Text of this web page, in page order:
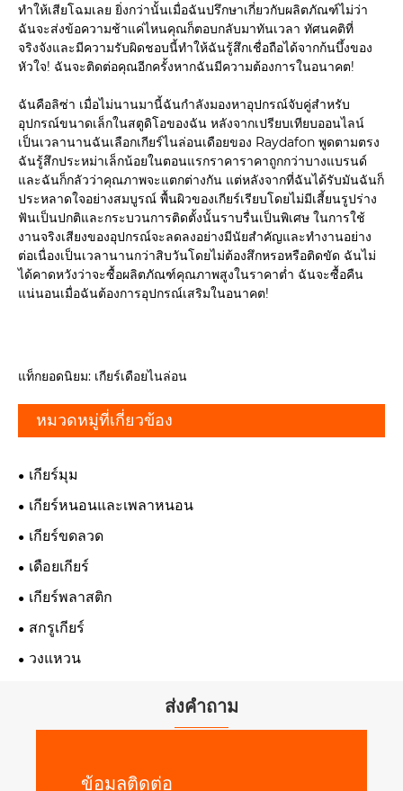
ทำให้เสียโฉมเลย ยิ่งกว่านั้นเมื่อฉันปรึกษาเกี่ยวกับผลิตภัณฑ์ไม่ว่า
ฉันจะส่งข้อความช้าแค่ไหนคุณก็ตอบกลับมาทันเวลา ทัศนคติที่
จริงจังและมีความรับผิดชอบนี้ทำให้ฉันรู้สึกเชื่อถือได้จากก้นบึ้งของ
หัวใจ! ฉันจะติดต่อคุณอีกครั้งหากฉันมีความต้องการในอนาคต!
ฉันคือลิซ่า เมื่อไม่นานมานี้ฉันกำลังมองหาอุปกรณ์จับคู่สำหรับ
อุปกรณ์ขนาดเล็กในสตูดิโอของฉัน หลังจากเปรียบเทียบออนไลน์
เป็นเวลานานฉันเลือกเกียร์ไนล่อนเดือยของ Raydafon พูดตามตรง
ฉันรู้สึกประหม่าเล็กน้อยในตอนแรกราคาราคาถูกกว่าบางแบรนด์
และฉันก็กลัวว่าคุณภาพจะแตกต่างกัน แต่หลังจากที่ฉันได้รับมันฉันก็
ประหลาดใจอย่างสมบูรณ์ พื้นผิวของเกียร์เรียบโดยไม่มีเสี้ยนรูปร่าง
ฟันเป็นปกติและกระบวนการติดตั้งนั้นราบรื่นเป็นพิเศษ ในการใช้
งานจริงเสียงของอุปกรณ์จะลดลงอย่างมีนัยสำคัญและทำงานอย่าง
ต่อเนื่องเป็นเวลานานกว่าสิบวันโดยไม่ต้องสึกหรอหรือติดขัด ฉันไม่
ได้คาดหวังว่าจะซื้อผลิตภัณฑ์คุณภาพสูงในราคาต่ำ ฉันจะซื้อคืน
แน่นอนเมื่อฉันต้องการอุปกรณ์เสริมในอนาคต!
แท็กยอดนิยม: เกียร์เดือยไนล่อน
หมวดหมู่ที่เกี่ยวข้อง
เกียร์มุม
เกียร์หนอนและเพลาหนอน
เกียร์ขดลวด
เดือยเกียร์
เกียร์พลาสติก
สกรูเกียร์
วงแหวน
ส่งคำถาม
ข้อมูลติดต่อ